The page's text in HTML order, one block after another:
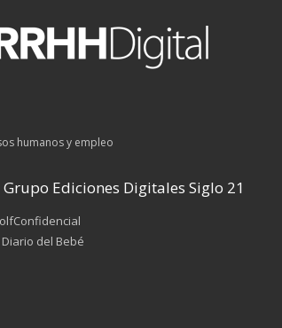
humanos y empleo
Ediciones Digitales Siglo 21
Diario del Bebé